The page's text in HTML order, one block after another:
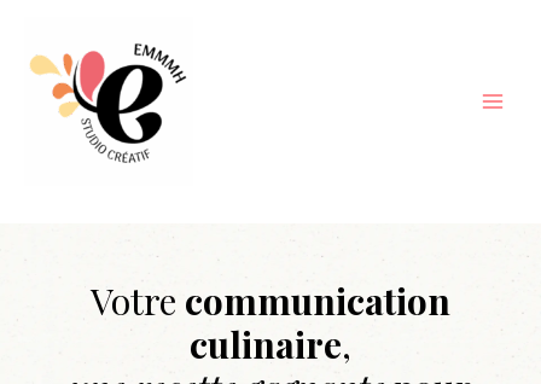
contenu
Votre communication
culinaire,